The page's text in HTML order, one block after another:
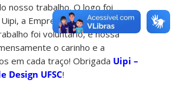
nosso trabalho. O logo foi
a Empresa Júnior de Design
foi voluntário, e nossa
o carinho e a
em cada traço! Obrigada Uipi –
Design UFSC!